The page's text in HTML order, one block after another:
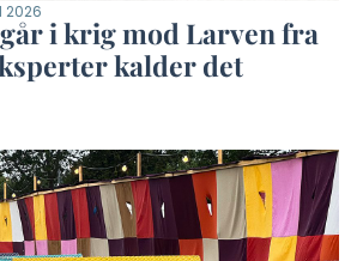
2026
i krig mod Larven fra
kalder det